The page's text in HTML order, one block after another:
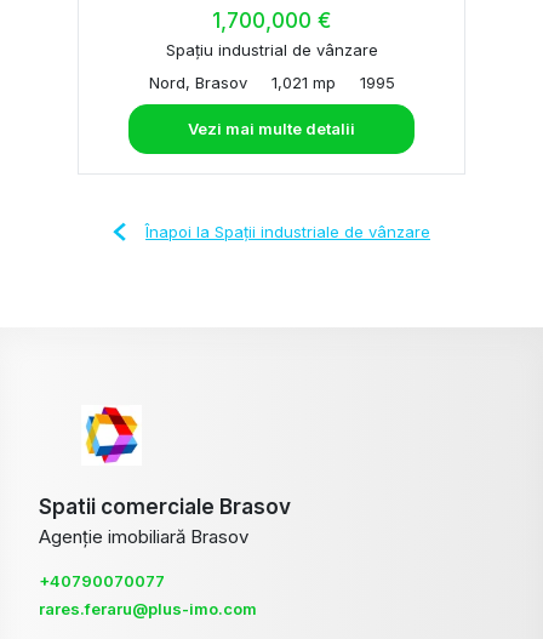
1,700,000 €
Spațiu industrial de vânzare
Nord, Brasov
1,021 mp 1995
Vezi mai multe detalii
Înapoi la Spații industriale de vânzare
Spatii comerciale Brasov
Agenție imobiliară Brasov
+40790070077
rares.feraru@plus-imo.com